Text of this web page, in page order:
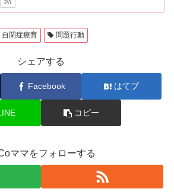
自閉症療育 問題行動
シェアする
Facebook はてブ
コピー
ママをフォローする